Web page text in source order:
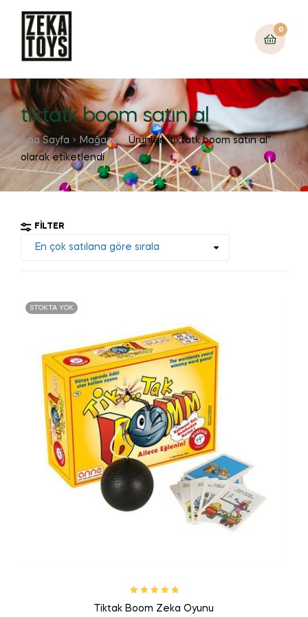
0
tiktatk boom satın al
Ana Sayfa Mağaza
Ürünler “tiktatk boom satın al”
olarak etiketlendi
FILTER
STOKTA YOK
5.00oy aldı
Tiktak Boom Zeka Oyunu